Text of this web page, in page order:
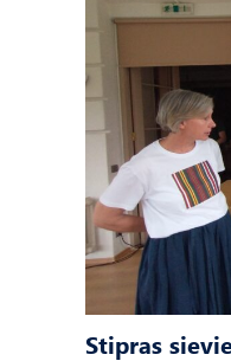
Stipras